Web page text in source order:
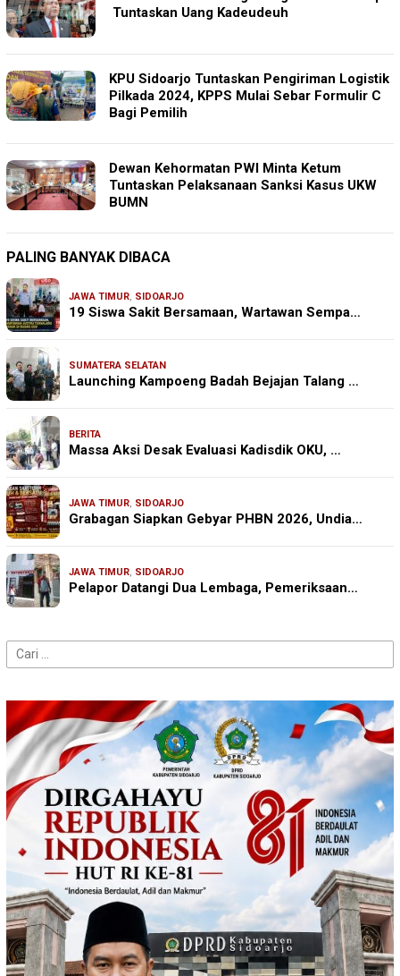
Tuntaskan Uang Kadeudeuh
KPU Sidoarjo Tuntaskan Pengiriman Logistik
Pilkada 2024, KPPS Mulai Sebar Formulir C
Bagi Pemilih
Dewan Kehormatan PWI Minta Ketum
Tuntaskan Pelaksanaan Sanksi Kasus UKW
BUMN
PALING BANYAK DIBACA
JAWA TIMUR, SIDOARJO
19 Siswa Sakit Bersamaan, Wartawan Sempa…
SUMATERA SELATAN
Launching Kampoeng Badah Bejajan Talang …
BERITA
Massa Aksi Desak Evaluasi Kadisdik OKU, …
JAWA TIMUR, SIDOARJO
Grabagan Siapkan Gebyar PHBN 2026, Undia…
JAWA TIMUR, SIDOARJO
Pelapor Datangi Dua Lembaga, Pemeriksaan…
Cari
untuk: